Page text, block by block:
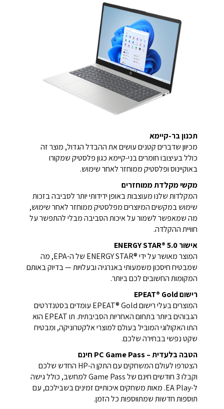
תכנון בר-קיימא
מכיוון שדברים קטנים עושים את ההבדל הגדול, מוצר זה
כולל בעיצובו חומרים בני-קיימא כגון פלסטיק שמקורו
באוקיינוס ופלסטיק ממוחזר לאחר שימוש.
מקשי מקלדת ממוחזרים
המקלדות שלנו מעוצבות באופן ידידותי יותר לסביבה בזכות
שימוש במקשים המיוצרים מפלסטיק ממוחזר לאחר שימוש,
מה שמאפשר לשמור על איכות הסביבה מבלי להתפשר על
חוויית ההקלדה.
אישור ENERGY STAR®‎ 5.0
המוצר מאושר על ידי ENERGY STAR®‎ של ה-EPA, מה
שמבטיח חיסכון משמעותי באנרגיה ובעלויות — בדיוק באותם
המקומות החשובים לכם ביותר.
רישום EPEAT® Gold
המוצרים בעלי רישום EPEAT®‎ Gold עומדים בסטנדרטים
הגבוהים ביותר בתחום האחריות הסביבתית. תו EPEAT הוא
התו האקולוגי המוביל בעולם למוצרי אלקטרוניקה, ומבטיח
שקט נפשי בבחירה שלכם.
הטבה בלעדית – PC Game Pass חינם
הצטרפו לעולם המשחקים עם התקן ה-HP החדש שלכם
וקבלו 3 חודשים חינם של Game Pass למחשב, כולל גישה
ל-EA Play. מאות משחקים איכותיים זמינים בשבילכם, עם
תוספות חדשות שמתווספות כל הזמן.